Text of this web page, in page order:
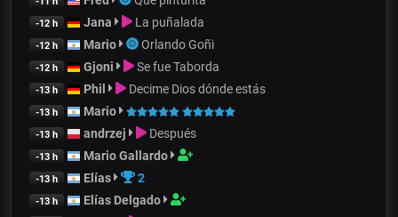
-12 h Jana La puñalada
-12 h Mario Orlando Goñi
-12 h Gjoni Se fue Taborda
-13 h Phil Decime Dios dónde estás
-13 h Mario
-13 h andrzej Después
-13 h Mario Gallardo
-13 h Elías 2
-13 h Elías Delgado